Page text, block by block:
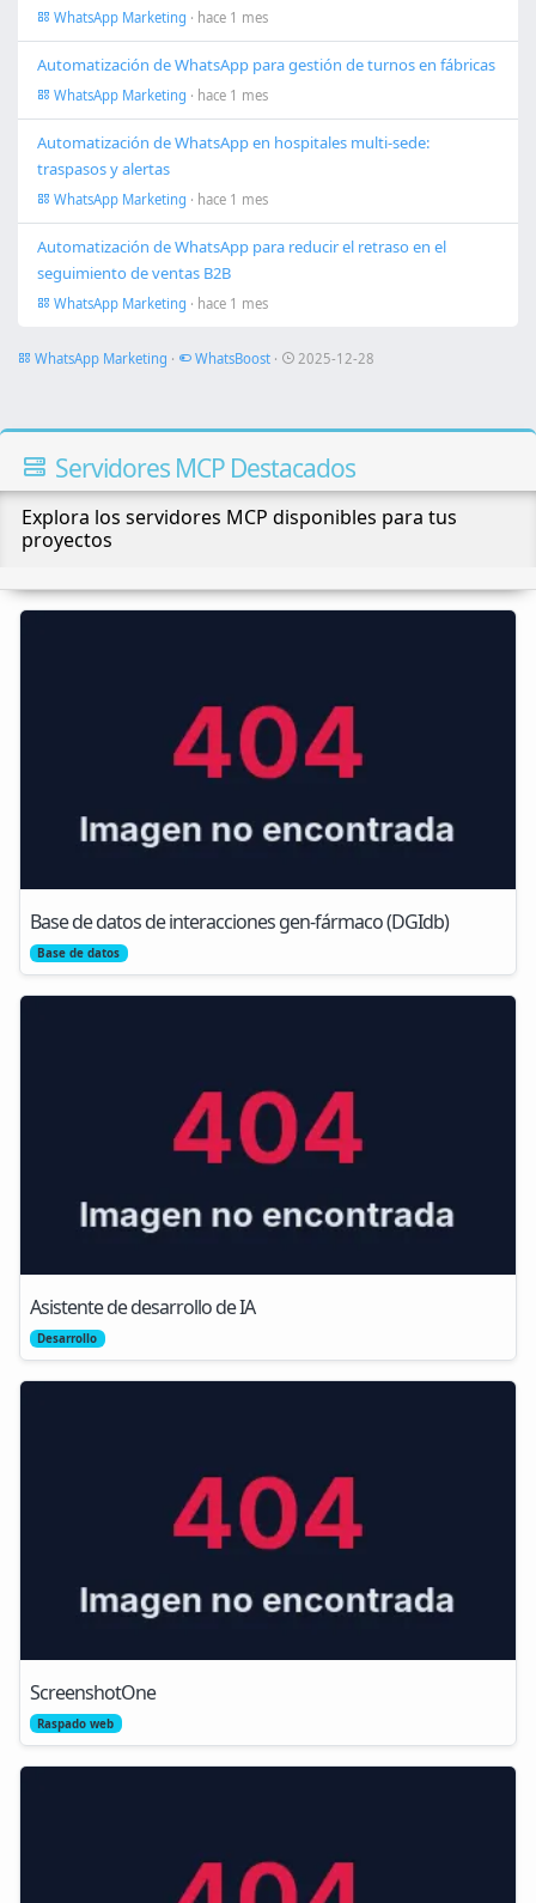
WhatsApp Marketing · hace 1 mes
Automatización de WhatsApp para gestión de turnos en fábricas
WhatsApp Marketing · hace 1 mes
Automatización de WhatsApp en hospitales multi-sede:
traspasos y alertas
WhatsApp Marketing · hace 1 mes
Automatización de WhatsApp para reducir el retraso en el
seguimiento de ventas B2B
WhatsApp Marketing · hace 1 mes
WhatsApp Marketing · WhatsBoost · 2025-12-28
Servidores MCP Destacados
Explora los servidores MCP disponibles para tus
proyectos
Base de datos de interacciones gen-fármaco (DGIdb)
Base de datos
Asistente de desarrollo de IA
Desarrollo
ScreenshotOne
Raspado web